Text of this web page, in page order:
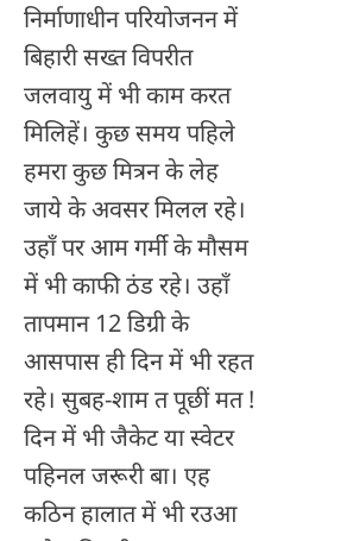
निर्माणाधीन परियोजनन में
बिहारी सख्त विपरीत
जलवायु में भी काम करत
मिलिहें। कुछ समय पहिले
हमरा कुछ मित्रन के लेह
जाये के अवसर मिलल रहे।
उहाँ पर आम गर्मी के मौसम
में भी काफी ठंड रहे। उहाँ
तापमान 12 डिग्री के
आसपास ही दिन में भी रहत
रहे। सुबह-शाम त पूछीं मत !
दिन में भी जैकेट या स्वेटर
पहिनल जरूरी बा। एह
कठिन हालात में भी रउआ